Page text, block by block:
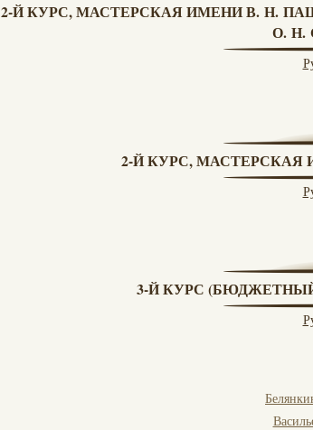
2-Й КУРС, МАСТЕРСКАЯ ИМЕНИ В. Н.
О.
2-Й КУРС, МАСТЕРСКАЯ
3-Й КУРС